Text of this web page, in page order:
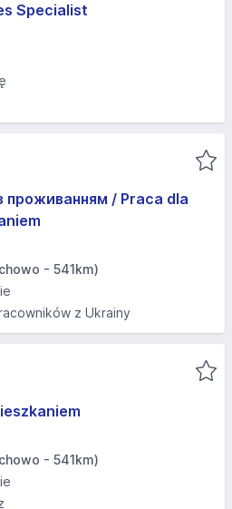
Specialist
проживанням / Praca dla
- 541km)
z Ukrainy
- 541km)